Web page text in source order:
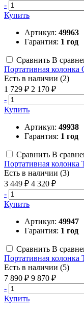
-
Купить
Артикул: 49963
Гарантия: 1 год
Сравнить В
Портативная колонка
Есть в наличии (2)
1 729 ₽ 2 170 ₽
-
Купить
Артикул: 49938
Гарантия: 1 год
Сравнить В
Портативная колонка
Есть в наличии (3)
3 449 ₽ 4 320 ₽
-
Купить
Артикул: 49947
Гарантия: 1 год
Сравнить В
Портативная колонка
Есть в наличии (5)
7 890 ₽ 9 870 ₽
-
Купить